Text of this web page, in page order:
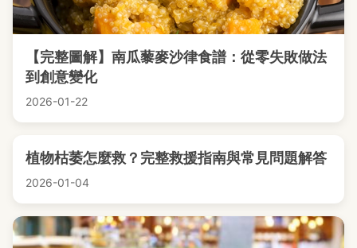
【完整圖解】南瓜藜麥沙律食譜：從零失敗做法
到創意變化
2026-01-22
植物枯萎怎麼救？完整救援指南與常見問題解答
2026-01-04